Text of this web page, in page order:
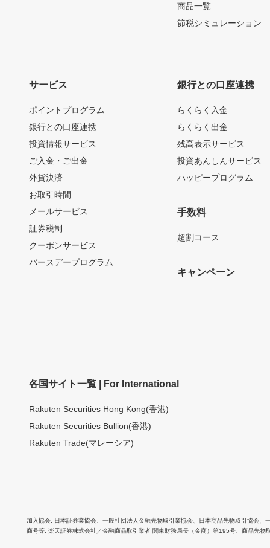
商品一覧
節税シミュレーション
サービス
ポイントプログラム
銀行との口座連携
投資情報サービス
ご入金・ご出金
外貨決済
お取引時間
メールサービス
証券税制
クーポンサービス
バースデープログラム
銀行との口座連携
らくらく入金
らくらく出金
残高表示サービス
投資あんしんサービス
ハッピープログラム
手数料
超割コース
キャンペーン
各国サイト一覧 | For International
Rakuten Securities Hong Kong(香港)
Rakuten Securities Bullion(香港)
Rakuten Trade(マレーシア)
加入協会 日本証券業協会 一般社団法人金融先物取引業協会 日本商品先物取引協会
商号等 楽天証券株式会社／金融商品取引業者 関東財務局長（金商）第195号、商品先物